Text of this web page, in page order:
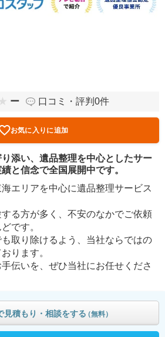
ー 口コミ・評判0件
お気に入りに追加
添い、遺品整理を中心としたサー
と信念で全国展開中です。
エリアを中心に遺品整理サービス
る方が多く、不安のなかでご依頼
です。
取り除けるよう、当社ならではの
ります。
伝いを、ぜひ当社にお任せくださ
見積もり・相談をする（無料）